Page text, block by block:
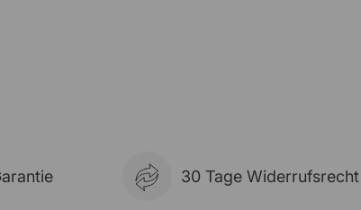
30 Tage Widerrufsrecht